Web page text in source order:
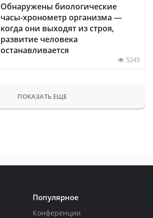
Обнаружены биологические
часы-хронометр организма —
когда они выходят из строя,
развитие человека
останавливается
5245
ПОКАЗАТЬ ЕЩЕ
Популярное
Конференции